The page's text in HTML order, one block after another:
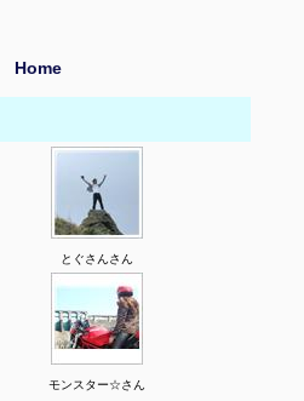
Home
とぐさんさん
モンスター☆さん